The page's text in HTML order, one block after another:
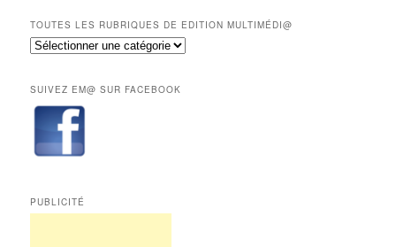
mois
réservés
aux
TOUTES LES RUBRIQUES DE EDITION MULTIMÉDI@
Toutes
de
Edition
Multimédi@
SUIVEZ EM@ SUR FACEBOOK
PUBLICITÉ